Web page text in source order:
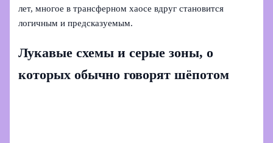
лет, многое в трансферном хаосе вдруг становится
логичным и предсказуемым.
Лукавые схемы и серые зоны, о
которых обычно говорят шёпотом